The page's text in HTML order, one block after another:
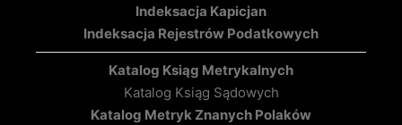
Indeksacja Kapicjan
Indeksacja Rejestrów Podatkowych
Katalog Ksiąg Metrykalnych
Katalog Ksiąg Sądowych
Katalog Metryk Znanych Polaków